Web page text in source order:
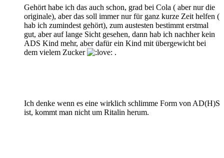
Gehört habe ich das auch schon, grad bei Cola ( aber nur die
originale), aber das soll immer nur für ganz kurze Zeit helfen (
hab ich zumindest gehört), zum austesten bestimmt erstmal
gut, aber auf lange Sicht gesehen, dann hab ich nachher kein
ADS Kind mehr, aber dafür ein Kind mit übergewicht bei
dem vielem Zucker
.
Ich denke wenn es eine wirklich schlimme Form von AD(H)S
ist, kommt man nicht um Ritalin herum.